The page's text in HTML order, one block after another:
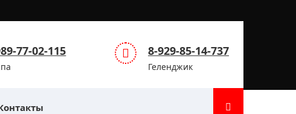
77-02-115 8-929-85-14-737
Геленджик